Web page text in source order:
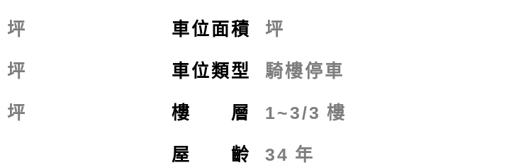
坪
坪
坪
車位面積 坪
車位類型 騎樓停車
樓 層 1~3/3 樓
屋 齡 34 年